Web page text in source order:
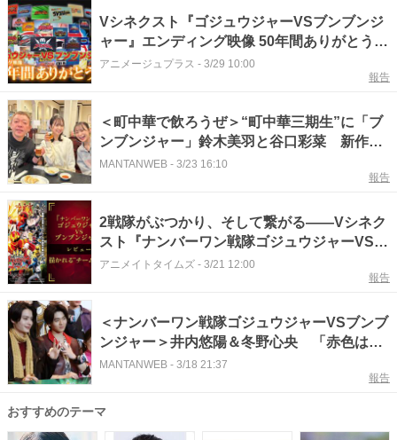
Vシネクスト『ゴジュウジャーVSブンブンジ
ャー』エンディング映像 50年間ありがとう
ver.公開！
アニメージュプラス - 3/29 10:00
報告
＜町中華で飲ろうぜ＞“町中華三期生”に「ブ
ンブンジャー」鈴木美羽と谷口彩菜 新作の
放送が月2本→3本に増加
MANTANWEB - 3/23 16:10
報告
2戦隊がぶつかり、そして繋がる――Vシネク
スト『ナンバーワン戦隊ゴジュウジャーVSブ
ンブンジャー』が描く“チームの絆”。歴代戦
アニメイトタイムズ - 3/21 12:00
報告
＜ナンバーワン戦隊ゴジュウジャーVSブンブ
ンジャー＞井内悠陽＆冬野心央 「赤色は天
然なのか？」とツッコまれる
MANTANWEB - 3/18 21:37
報告
おすすめのテーマ